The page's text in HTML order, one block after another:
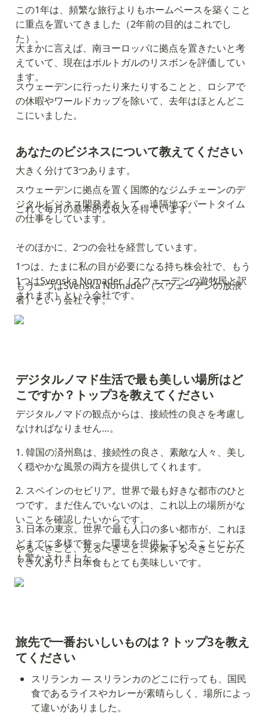
この1年は、頻繁な旅行よりもホームベースを築くこと
に重点を置いてきました（2年前の目的はこれでし
た）。
大まかに言えば、南ヨーロッパに拠点を置きたいと考
えていて、現在はポルトガルのリスボンを評価してい
ます。
スウェーデンに行ったり来たりすることと、ロシアで
の休暇やワールドカップを除いて、去年はほとんどこ
こにいました。
あなたのビジネスについて教えてください
大きく分けて3つあります。
スウェーデンに拠点を置く国際的なジムチェーンのデ
ジタルビジネス開発者として、遠隔地でパートタイム
の仕事をしています。
これで毎月の基本的な収入を得ています。
そのほかに、2つの会社を経営しています。
1つは、たまに私の目が必要になる持ち株会社で、もう
1つはSvenska Nomader（スウェーデンの遊牧民と訳
されます）という会社です。
もう一つはSvenska Nomader（スウェーデンの放浪
者）という会社です。
デジタルノマド生活で最も美しい場所はど
こですか？トップ3を教えてください
デジタルノマドの観点からは、接続性の良さを考慮し
なければなりません…。
1. 韓国の済州島は、接続性の良さ、素敵な人々、美し
く穏やかな風景の両方を提供してくれます。
2. スペインのセビリア。世界で最も好きな都市のひと
つです。まだ住んでいないのは、これ以上の場所がな
いことを確認したいからです。
3. 日本の東京。世界で最も人口の多い都市が、これほ
どまでに多様で整った環境を提供していることにとて
も驚かされました。
やるべきこと、見るべきこと、探索するべきことがた
くさんあり、日本食もとても美味しいです。
旅先で一番おいしいものは？トップ3を教え
てください
スリランカ — スリランカのどこに行っても、国民
食であるライスやカレーが素晴らしく、場所によっ
て違いがありました。